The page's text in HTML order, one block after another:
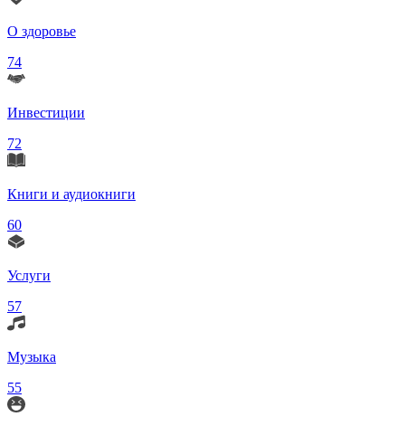
О здоровье
74
Инвестиции
72
Книги и аудиокниги
60
Услуги
57
Музыка
55